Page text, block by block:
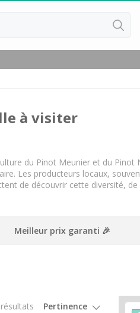
d'oenologie Champagne
cours d'oenologie
les ateliers d'assemblage
à visiter
du Pinot Meunier et du
Les producteurs locaux,
de découvrir cette diversité,
Meilleur prix garanti 🎉